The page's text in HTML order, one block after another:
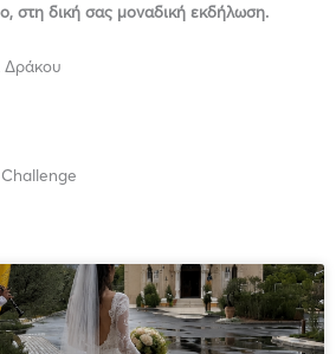
στη δική σας μοναδική εκδήλωση.
Δράκου